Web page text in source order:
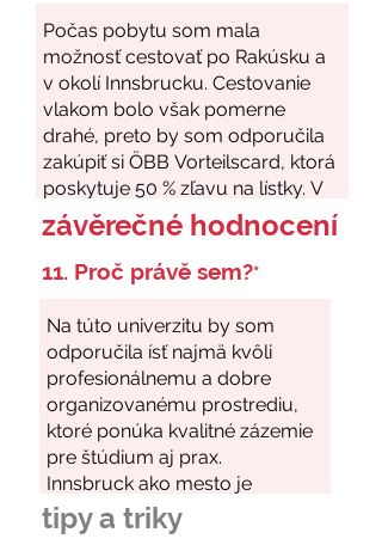
závěrečné hodnocení
11. Proč právě sem?*
tipy a triky